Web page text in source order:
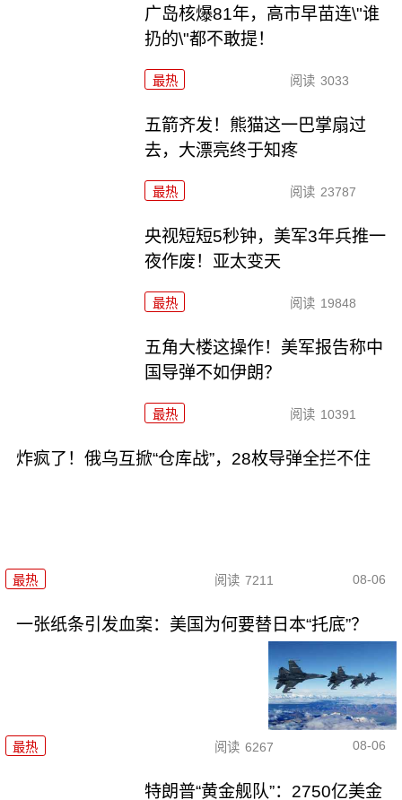
广岛核爆81年，高市早苗连\"谁
扔的\"都不敢提！
最热 阅读 3033
五箭齐发！熊猫这一巴掌扇过
去，大漂亮终于知疼
最热 阅读 23787
央视短短5秒钟，美军3年兵推一
夜作废！亚太变天
最热 阅读 19848
五角大楼这操作！美军报告称中
国导弹不如伊朗？
最热 阅读 10391
炸疯了！俄乌互掀“仓库战”，28枚导弹全拦不住
最热 阅读 7211 08-06
一张纸条引发血案：美国为何要替日本“托底”？
最热 阅读 6267 08-06
特朗普“黄金舰队”：2750亿美金